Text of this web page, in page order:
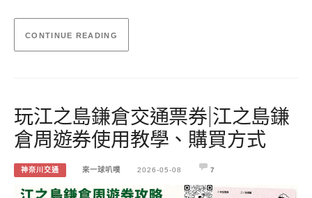
CONTINUE READING
玩江之島鎌倉交通票券|江之島鎌
倉周遊券使用教學、購買方式
神奈川交通 來一球叭噗 2026-05-08 7